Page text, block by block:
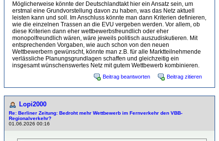
Möglicherweise könnte der Deutschlandtakt hier ein Ansatz sein, um
erstmal eine Grundvorstellung davon zu haben, was das Netz aktuell
leisten kann und soll. Im Anschluss könnte man dann Kriterien definieren,
wie die einzelnen Trassen an die EVU vergeben werden. Vor allem, ob
diese Kriterien dann eher wettbewerbsfreundlich oder eher
monopolfreundlich wären, wäre jeweils politisch auszudiskutieren. Mit
entsprechenden Vorgaben, wie auch schon von den neuen
Wettbewerbern gewünscht, könnte man z.B. für alle Marktteilnehmende
verlässliche Planungsgrundlagen schaffen und gleichzeitig ein
insgesamt wünschenswertes Netz mit gutem Wettbewerb kombinieren.
Beitrag beantworten Beitrag zitieren
Lopi2000
Re: Berliner Zeitung: Bedroht mehr Wettbewerb im Fernverkehr den VBB-
Regionalverkehr?
01.06.2026 00:16